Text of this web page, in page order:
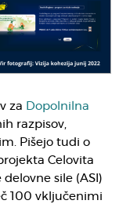
za Dopolnilna
razpisov,
Pišejo tudi o
Celovita
sile (ASI)
100 vključenimi